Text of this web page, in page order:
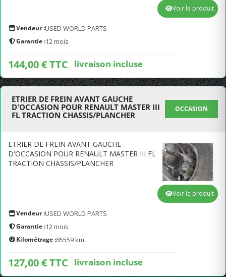
Vendeur :USED WORLD PARTS
Garantie :12 mois
144,00 € TTC livraison incluse
Voir le produit
ETRIER DE FREIN AVANT GAUCHE
D'OCCASION POUR RENAULT MASTER III
FL TRACTION CHASSIS/PLANCHER
OCCASION
ETRIER DE FREIN AVANT GAUCHE
D'OCCASION POUR RENAULT MASTER III FL
TRACTION CHASSIS/PLANCHER
Vendeur :USED WORLD PARTS
Garantie :12 mois
Kilométrage :85559 km
127,00 € TTC livraison incluse
Voir le produit